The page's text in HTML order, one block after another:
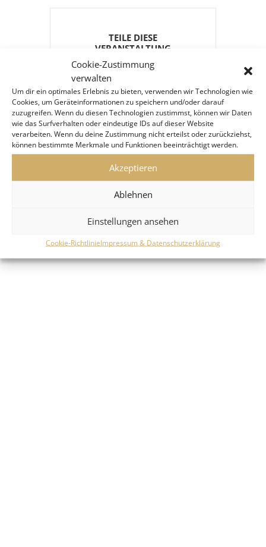
Cookie-Zustimmung
verwalten
Um dir ein optimales Erlebnis zu bieten, verwenden wir Technologien wie
Cookies, um Geräteinformationen zu speichern und/oder darauf
zuzugreifen. Wenn du diesen Technologien zustimmst, können wir Daten
wie das Surfverhalten oder eindeutige IDs auf dieser Website
verarbeiten. Wenn du deine Zustimmung nicht erteilst oder zurückziehst,
können bestimmte Merkmale und Funktionen beeinträchtigt werden.
Akzeptieren
Ablehnen
Einstellungen ansehen
Cookie-RichtlinieImpressum & Datenschutzerklärung
TEILE DIESE
VERANSTALTUNG